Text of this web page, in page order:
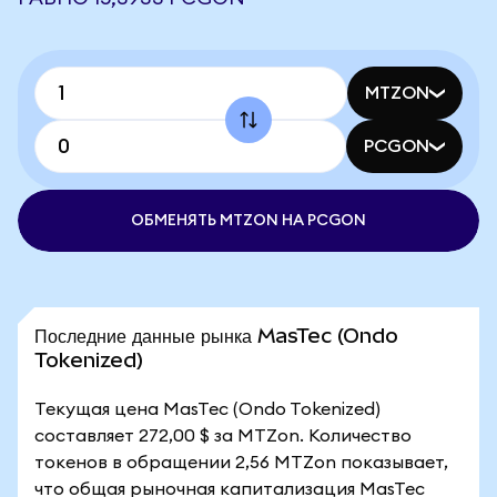
MTZON
PCGON
ОБМЕНЯТЬ MTZON НА PCGON
Последние данные рынка MasTec (Ondo
Tokenized)
Текущая цена MasTec (Ondo Tokenized)
составляет 272,00 $ за MTZon. Количество
токенов в обращении 2,56 MTZon показывает,
что общая рыночная капитализация MasTec